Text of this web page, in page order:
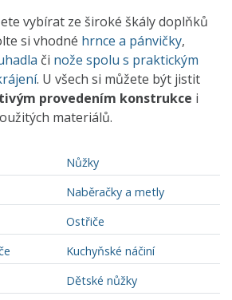
vybírat ze široké škály doplňků
si vhodné hrnce a pánvičky,
či nože spolu s praktickým
. U všech si můžete být jistit
provedením konstrukce i
materiálů.
Nůžky
Naběračky a metly
Ostřiče
Kuchyňské náčiní
Dětské nůžky